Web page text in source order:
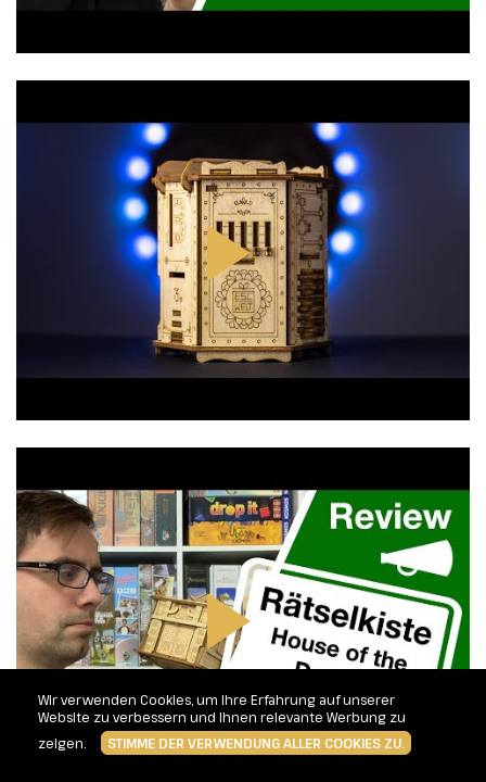
Wir verwenden Cookies, um Ihre Erfahrung auf unserer
Website zu verbessern und Ihnen relevante Werbung zu
zeigen.
STIMME DER VERWENDUNG ALLER COOKIES ZU.